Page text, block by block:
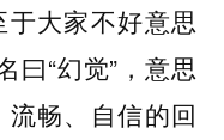
于大家不好意思
曰“幻觉”，意思
畅、自信的回